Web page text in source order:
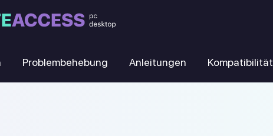
Problembehebung Anleitungen Kompatibilität